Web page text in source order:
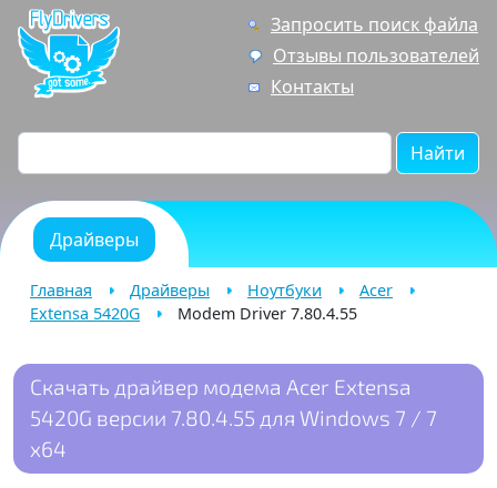
Запросить поиск файла
Отзывы пользователей
Контакты
Найти
Драйверы
Главная Драйверы Ноутбуки
Acer
Extensa 5420G
Modem Driver 7.80.4.55
Скачать драйвер модема Acer Extensa
5420G версии 7.80.4.55 для Windows 7 / 7
x64